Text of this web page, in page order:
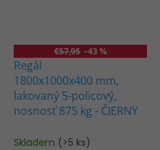
€57,95 –43 %
Regál
1800x1000x400 mm,
lakovaný 5-policový,
nosnosť 875 kg - ČIERNY
Skladem (>5 ks)